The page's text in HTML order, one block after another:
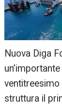
Nuova Diga
struttura il